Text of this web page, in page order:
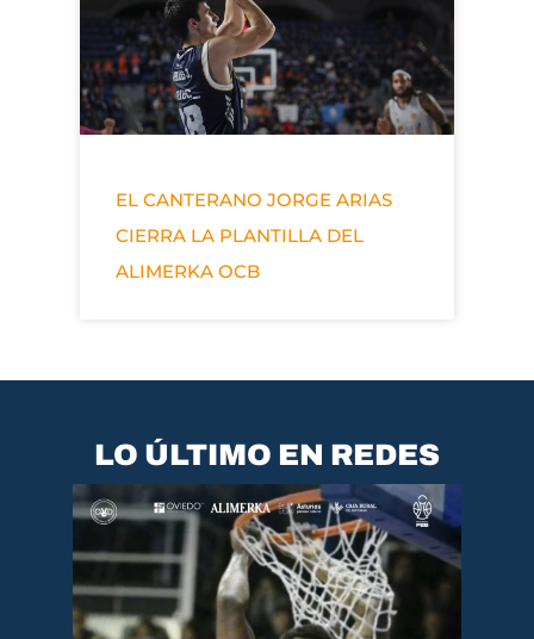
EL CANTERANO JORGE ARIAS
CIERRA LA PLANTILLA DEL
ALIMERKA OCB
LO ÚLTIMO EN REDES